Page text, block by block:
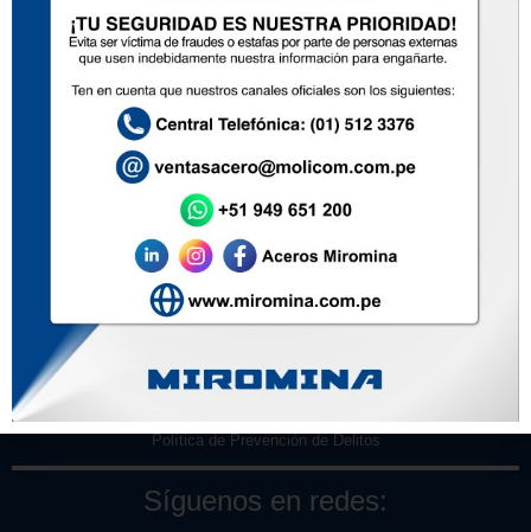
Inicio
Nosotros
Contacto
Soluciones
Política de Prevención de Delitos
Síguenos en redes: